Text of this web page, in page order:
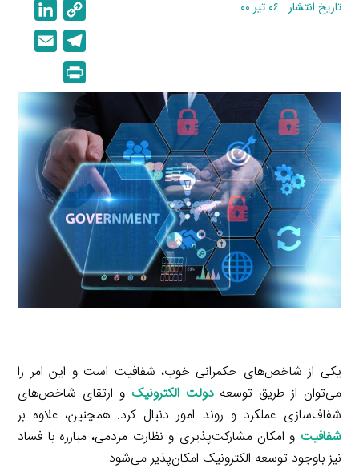
تاریخ انتشار : ۰۶ تیر ۰۰
o
p
y
L
i
n
k
i
n
e
d
I
e
l
g
r
a
m
i
l
r
n
t
یکی از شاخص‌های حکمرانی خوب، شفافیت است و این امر را
می‌توان از طریق توسعهدولت الکترونیک و ارتقای شاخص‌های
شفاف‌سازی عملکرد و روند امور دنبال کرد. همچنین، علاوه بر
شفافیت و امکان مشارکت‌پذیری و نظارت مردمی، مبارزه با فساد
نیز باوجود توسعه الکترونیک امکان‌پذیر می‌شود.